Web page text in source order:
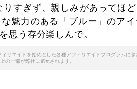
すぎず、親しみがあってほ
魅力のある「ブルー」のア
思う存分楽しんで。
ィリエイトを始めとした各種アフィリエイトプログラムに
の一部が弊社に還元されます。